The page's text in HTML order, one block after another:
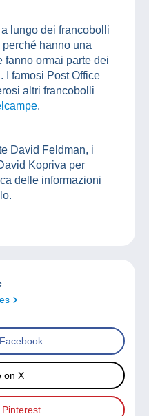
lungo dei francobolli
hanno una
fanno ormai parte dei
I famosi Post Office
altri francobolli
.
David Feldman, i
Kopriva per
delle informazioni
on X